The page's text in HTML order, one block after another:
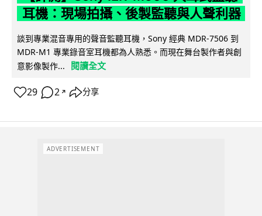
耳機：現場拍攝、後製監聽與人聲利器
談到專業混音專用的聲音監聽耳機，Sony 經典 MDR-7506 到
MDR-M1 專業錄音室耳機都為人熟悉。而現在舞台製作者與創
意影像製作...
閱讀全文
29 2 ↗ 分享
ADVERTISEMENT